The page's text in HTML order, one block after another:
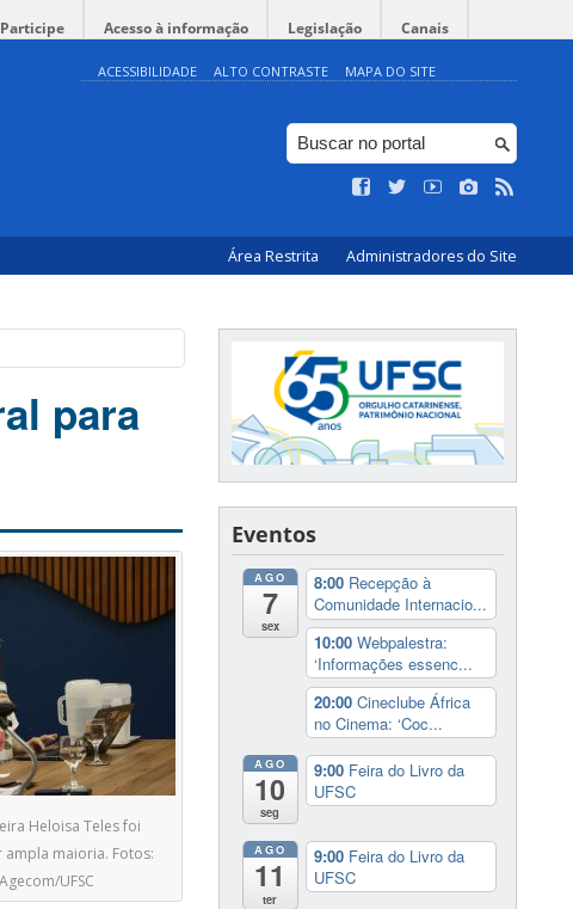
Participe Acesso à informação Legislação Canais
ACESSIBILIDADE ALTO CONTRASTE MAPA DO SITE
Área Restrita Administradores do Site
para
Heloisa Teles foi
maioria. Fotos:
UFSC
Eventos
AGO
7
sex
8:00 Recepção à
Comunidade Internacio...
10:00 Webpalestra:
‘Informações essenc...
20:00 Cineclube África
no Cinema: ‘Coc...
AGO
10
seg
9:00 Feira do Livro da
UFSC
AGO
11
ter
9:00 Feira do Livro da
UFSC